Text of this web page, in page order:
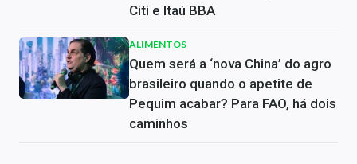
Citi e Itaú BBA
ALIMENTOS
Quem será a ‘nova China’ do agro
brasileiro quando o apetite de
Pequim acabar? Para FAO, há dois
caminhos